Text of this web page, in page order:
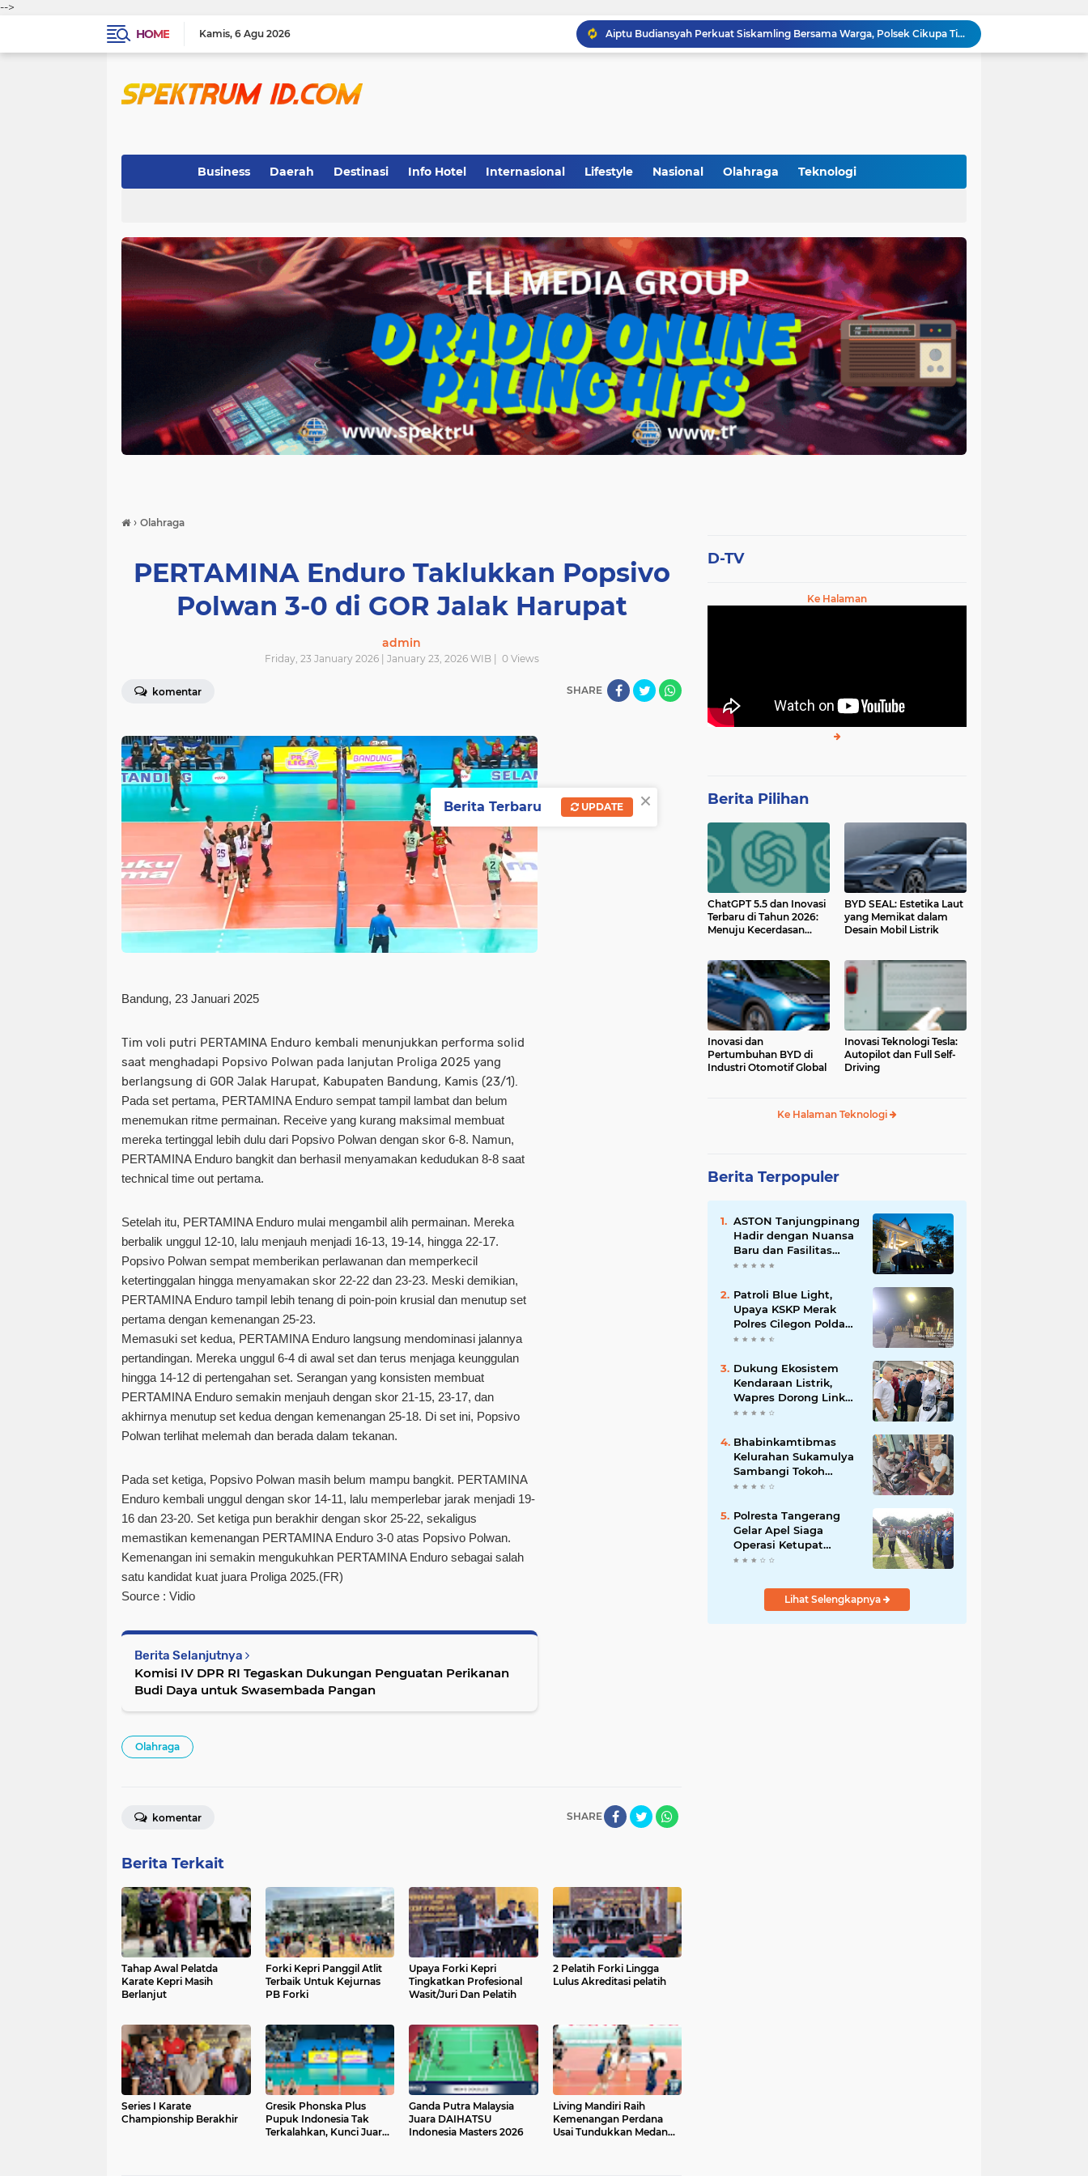
-->
HOME
Kamis 6 Agu 2026
Polsek Cikupa Intensifkan Patroli Ops Cipkon KRYD, Antisipasi Gangguan Kamtibmas di Kawasan Citra Raya
Ka Polsubsektor Cikupa Mas Aktif Atur Arus Lalu Lintas Sore, Wujudkan Kamseltibcar Lantas
Polisi Peduli Pendidikan, Kasat Binmas Polresta Tangerang Jadi Pembina Upacara di SMA IT Smart Syahida Cikupa
Business Daerah Destinasi Info Hotel Internasional Lifestyle Nasional Olahraga Teknologi
› Olahraga
PERTAMINA Enduro Taklukkan Popsivo
Polwan 3-0 di GOR Jalak Harupat
admin
Friday, 23 January 2026 | January 23, 2026 WIB | 0Views
komentar SHARE
Bandung, 23 Januari 2025
Tim voli putri PERTAMINA Enduro kembali menunjukkan performa solid
saat menghadapi Popsivo Polwan pada lanjutan Proliga 2025 yang
berlangsung di GOR Jalak Harupat, Kabupaten Bandung, Kamis (23/1).
Pada set pertama, PERTAMINA Enduro sempat tampil lambat dan belum
menemukan ritme permainan. Receive yang kurang maksimal membuat
mereka tertinggal lebih dulu dari Popsivo Polwan dengan skor 6-8. Namun,
PERTAMINA Enduro bangkit dan berhasil menyamakan kedudukan 8-8 saat
technical time out pertama.
Setelah itu, PERTAMINA Enduro mulai mengambil alih permainan. Mereka
berbalik unggul 12-10, lalu menjauh menjadi 16-13, 19-14, hingga 22-17.
Popsivo Polwan sempat memberikan perlawanan dan memperkecil
ketertinggalan hingga menyamakan skor 22-22 dan 23-23. Meski demikian,
PERTAMINA Enduro tampil lebih tenang di poin-poin krusial dan menutup set
pertama dengan kemenangan 25-23.
Memasuki set kedua, PERTAMINA Enduro langsung mendominasi jalannya
pertandingan. Mereka unggul 6-4 di awal set dan terus menjaga keunggulan
hingga 14-12 di pertengahan set. Serangan yang konsisten membuat
PERTAMINA Enduro semakin menjauh dengan skor 21-15, 23-17, dan
akhirnya menutup set kedua dengan kemenangan 25-18. Di set ini, Popsivo
Polwan terlihat melemah dan berada dalam tekanan.
Pada set ketiga, Popsivo Polwan masih belum mampu bangkit. PERTAMINA
Enduro kembali unggul dengan skor 14-11, lalu memperlebar jarak menjadi 19-
16 dan 23-20. Set ketiga pun berakhir dengan skor 25-22, sekaligus
memastikan kemenangan PERTAMINA Enduro 3-0 atas Popsivo Polwan.
Kemenangan ini semakin mengukuhkan PERTAMINA Enduro sebagai salah
satu kandidat kuat juara Proliga 2025.(FR)
Source : Vidio
Berita Selanjutnya
Komisi IV DPR RI Tegaskan Dukungan Penguatan Perikanan
Budi Daya untuk Swasembada Pangan
Olahraga
SHARE
komentar
Berita Terkait
Tahap Awal Pelatda
Karate Kepri Masih
Berlanjut
Forki Kepri Panggil Atlit
Terbaik Untuk Kejurnas
PB Forki
Upaya Forki Kepri
Tingkatkan Profesional
Wasit/Juri Dan Pelatih
2 Pelatih Forki Lingga
Lulus Akreditasi pelatih
Series I Karate
Championship Berakhir
Gresik Phonska Plus
Pupuk Indonesia Tak
Terkalahkan, Kunci Juara
Ganda Putra Malaysia
Juara DAIHATSU
Indonesia Masters 2026
Living Mandiri Raih
Kemenangan Perdana
Usai Tundukkan Medan
D-TV
Ke Halaman
Berita Pilihan
ChatGPT 5.5 dan Inovasi
Terbaru di Tahun 2026:
Menuju Kecerdasan
BYD SEAL: Estetika Laut
yang Memikat dalam
Desain Mobil Listrik
Inovasi dan
Pertumbuhan BYD di
Industri Otomotif Global
Inovasi Teknologi Tesla:
Autopilot dan Full Self-
Driving
Ke Halaman Teknologi
Berita Terpopuler
ASTON Tanjungpinang
Hadir dengan Nuansa
Baru dan Fasilitas
Lengkap untuk
Patroli Blue Light,
Upaya KSKP Merak
Polres Cilegon Polda
Banten Tekan Aksi
Dukung Ekosistem
Kendaraan Listrik,
Wapres Dorong Link
and Match
Bhabinkamtibmas
Kelurahan Sukamulya
Sambangi Tokoh
Masyarakat, Perkuat
Kamtibmas
Polresta Tangerang
Gelar Apel Siaga
Operasi Ketupat
Maung 2026, 1.123
Diterjunkan
Lihat Selengkapnya
×
Berita Terbaru UPDATE